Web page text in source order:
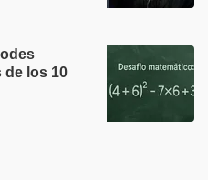
de los 10